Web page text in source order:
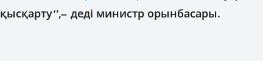
қысқарту",– деді министр орынбасары.